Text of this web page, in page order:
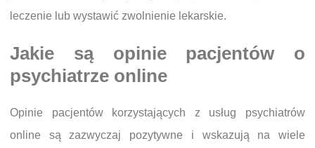
leczenie lub wystawić zwolnienie lekarskie.
Jakie są opinie pacjentów o
psychiatrze online
Opinie pacjentów korzystających z usług psychiatrów
online są zazwyczaj pozytywne i wskazują na wiele